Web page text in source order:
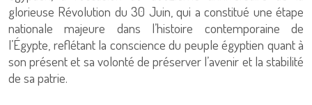
glorieuse Révolution du 30 Juin, qui a constitué une étape
nationale majeure dans l’histoire contemporaine de
l’Égypte, reflétant la conscience du peuple égyptien quant à
son présent et sa volonté de préserver l’avenir et la stabilité
de sa patrie.